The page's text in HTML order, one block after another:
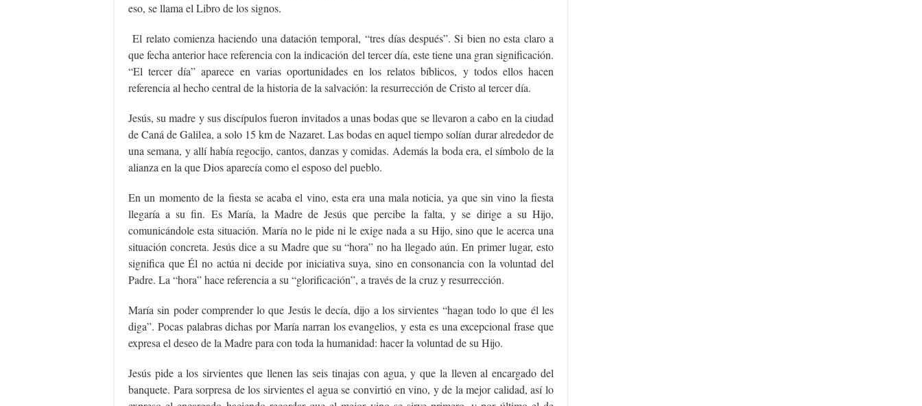
eso, se llama el Libro de los signos.
El relato comienza haciendo una datación temporal, “tres días después”. Si bien no esta claro a
que fecha anterior hace referencia con la indicación del tercer día, este tiene una gran significación.
“El tercer día” aparece en varias oportunidades en los relatos bíblicos, y todos ellos hacen
referencia al hecho central de la historia de la salvación: la resurrección de Cristo al tercer día.
Jesús, su madre y sus discípulos fueron invitados a unas bodas que se llevaron a cabo en la ciudad
de Caná de Galilea, a solo 15 km de Nazaret. Las bodas en aquel tiempo solían durar alrededor de
una semana, y allí había regocijo, cantos, danzas y comidas. Además la boda era, el símbolo de la
alianza en la que Dios aparecía como el esposo del pueblo.
En un momento de la fiesta se acaba el vino, esta era una mala noticia, ya que sin vino la fiesta
llegaría a su fin. Es María, la Madre de Jesús que percibe la falta, y se dirige a su Hijo,
comunicándole esta situación. María no le pide ni le exige nada a su Hijo, sino que le acerca una
situación concreta. Jesús dice a su Madre que su “hora” no ha llegado aún. En primer lugar, esto
significa que Él no actúa ni decide por iniciativa suya, sino en consonancia con la voluntad del
Padre. La “hora” hace referencia a su “glorificación”, a través de la cruz y resurrección.
María sin poder comprender lo que Jesús le decía, dijo a los sirvientes “hagan todo lo que él les
diga”. Pocas palabras dichas por María narran los evangelios, y esta es una excepcional frase que
expresa el deseo de la Madre para con toda la humanidad: hacer la voluntad de su Hijo.
Jesús pide a los sirvientes que llenen las seis tinajas con agua, y que la lleven al encargado del
banquete. Para sorpresa de los sirvientes el agua se convirtió en vino, y de la mejor calidad, así lo